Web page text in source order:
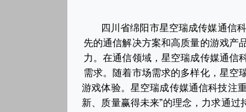
四川省绵阳市星空瑞成传媒通信
先的通信解决方案和高质量的游戏产
力。在通信领域，星空瑞成传媒通信
需求。随着市场需求的多样化，星空
游戏体验。星空瑞成传媒通信科技注
新、质量赢得未来”的理念，力求通